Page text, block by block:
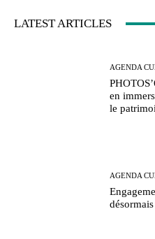
LATEST ARTICLES
AGENDA
en
le
AGENDA